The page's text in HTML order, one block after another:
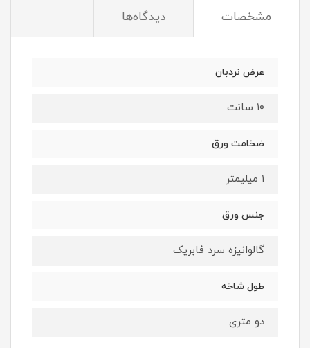
مشخصات دیدگاه‌ها
عرض نردبان
۱۰ سانت
ضخامت ورق
۱ میلیمتر
جنس ورق
گالوانیزه سرد فابریک
طول شاخه
دو متری